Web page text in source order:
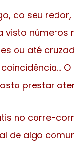
ao seu
visto números
ou até
prestar
no corre-
de algo